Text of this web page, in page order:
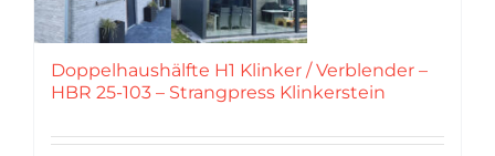
Doppelhaushälfte H1 Klinker / Verblender –
HBR 25-103 – Strangpress Klinkerstein